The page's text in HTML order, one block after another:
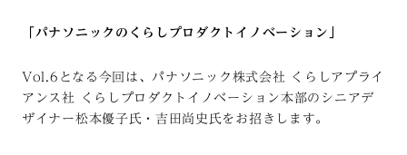
「パナソニックのくらしプロダクトイノベーション」
Vol.6となる今回は、パナソニック株式会社 くらしアプライ
アンス社 くらしプロダクトイノベーション本部のシニアデ
ザイナー松本優子氏・吉田尚史氏をお招きします。